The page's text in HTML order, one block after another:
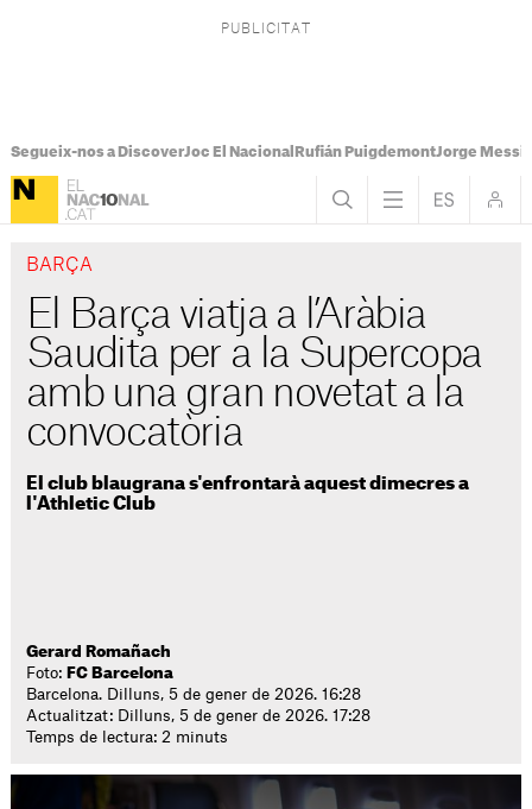
Segueix-nos a DiscoverJoc El Nacional Rufián PuigdemontJorge Messi
BARÇA
El Barça viatja a l’Aràbia
Saudita per a la Supercopa
amb una gran novetat a la
convocatòria
El club blaugrana s'enfrontarà aquest dimecres a
l'Athletic Club
Gerard Romañach
Foto: FC Barcelona
Barcelona. Dilluns, 5 de gener de 2026. 16:28
Actualitzat: Dilluns, 5 de gener de 2026. 17:28
Temps de lectura: 2 minuts